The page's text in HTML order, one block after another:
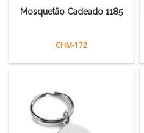
Mosquetão Cadeado 1185
CHM-172